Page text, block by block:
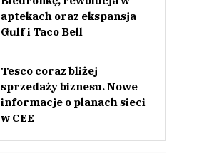
aptekach oraz ekspansja
Gulf i Taco Bell
Tesco coraz bliżej
sprzedaży biznesu. Nowe
informacje o planach sieci
w CEE